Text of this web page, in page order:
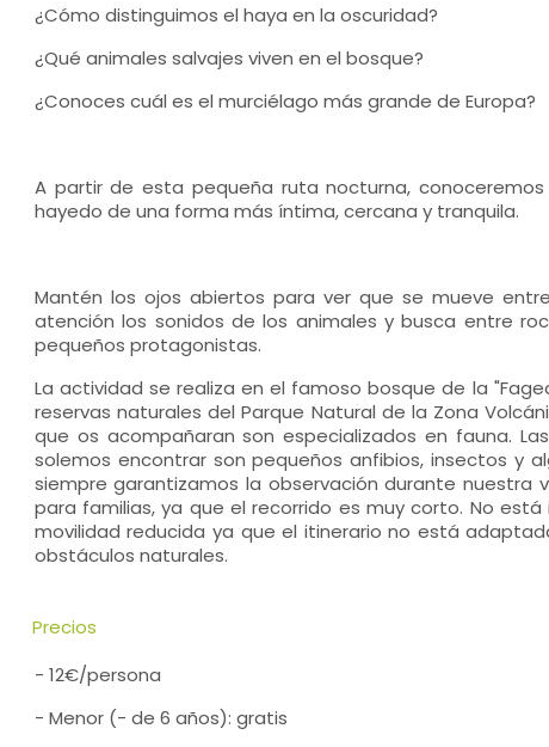
¿Cómo distinguimos el haya en la oscuridad?
¿Qué animales salvajes viven en el bosque?
¿Conoces cuál es el murciélago más grande de Europa?
A partir de esta pequeña ruta nocturna,
hayedo de una forma más íntima, cercana y tranquila.
Mantén los ojos abiertos para ver que se mueve
atención los sonidos de los animales y busca entre
pequeños protagonistas.
La actividad se realiza en el famoso bosque de la
reservas naturales del Parque Natural de la Zona
que os acompañaran son especializados en fauna.
solemos encontrar son pequeños anfibios, insectos y
siempre garantizamos la observación durante nuestra
para familias, ya que el recorrido es muy corto. No
movilidad reducida ya que el itinerario no está
obstáculos naturales.
Precios
- 12€/persona
- Menor (- de 6 años): gratis